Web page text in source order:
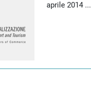
aprile 2014 ...